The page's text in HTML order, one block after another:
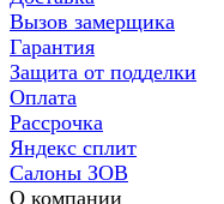
Вызов замерщика
Гарантия
Защита от подделки
Оплата
Рассрочка
Яндекс сплит
Салоны ЗОВ
О компании